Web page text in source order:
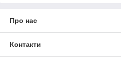
Про нас
Контакти